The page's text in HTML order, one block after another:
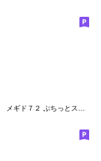
メギド７２ ぷちっとスタンプvol.3